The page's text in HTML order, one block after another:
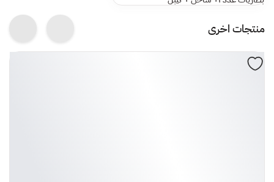
منتجات اخرى